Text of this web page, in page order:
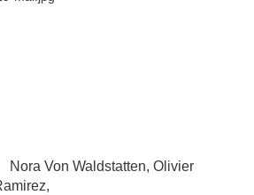
Nora Von Waldstatten, Olivier